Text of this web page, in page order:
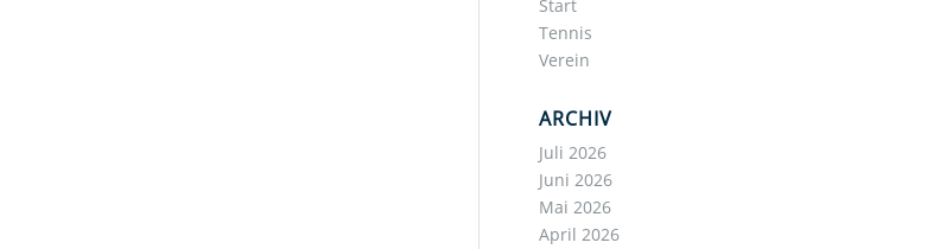
Start
Tennis
Verein
ARCHIV
Juli 2026
Juni 2026
Mai 2026
April 2026